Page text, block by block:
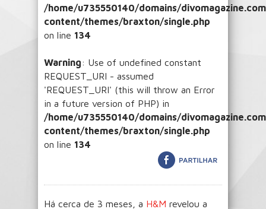
/home/u735550140/domains/
content/themes/braxton/single.php
on line 134
Warning: Use of undefined constant
REQUEST_URI - assumed
'REQUEST_URI' (this will throw an Error
in a future version of PHP) in
/home/u735550140/domains/
content/themes/braxton/single.php
on line 134
Há cerca de 3 meses, a H&M revelou a